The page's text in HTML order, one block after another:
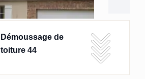
Démoussage de
toiture 44